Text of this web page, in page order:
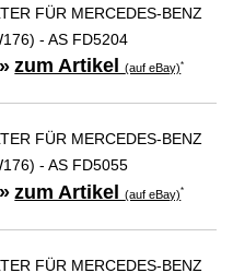
FÜR MERCEDES-BENZ
- AS FD5204
zum Artikel(auf eBay)*
FÜR MERCEDES-BENZ
- AS FD5055
zum Artikel(auf eBay)*
FÜR MERCEDES-BENZ